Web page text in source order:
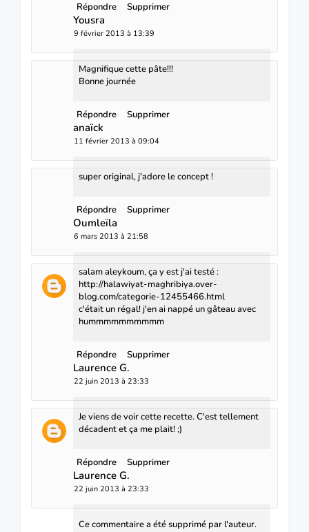
Répondre Supprimer
Yousra
9 février 2013 à 13:39
Magnifique cette pâte!!!
Bonne journée
Répondre Supprimer
anaïck
11 février 2013 à 09:04
super original, j'adore le concept !
Répondre Supprimer
Oumleïla
6 mars 2013 à 21:58
salam aleykoum, ça y est j'ai testé :
http://halawiyat-maghribiya.over-
blog.com/categorie-12455466.html
c'était un régal! j'en ai nappé un gâteau avec
hummmmmmmmmm
Répondre Supprimer
Laurence G.
22 juin 2013 à 23:33
Je viens de voir cette recette. C'est tellement
décadent et ça me plait! ;)
Répondre Supprimer
Laurence G.
22 juin 2013 à 23:33
Ce commentaire a été supprimé par l'auteur.